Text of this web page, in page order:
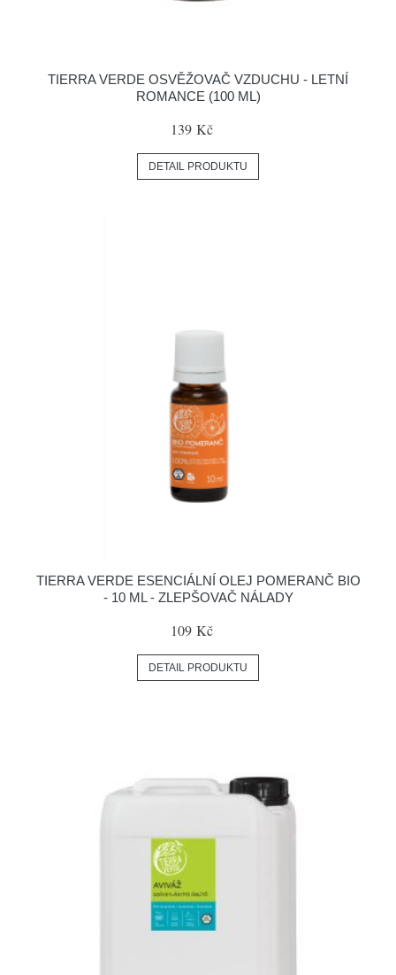
TIERRA VERDE OSVĚŽOVAČ VZDUCHU - LETNÍ
ROMANCE (100 ML)
139 Kč
DETAIL PRODUKTU
TIERRA VERDE ESENCIÁLNÍ OLEJ POMERANČ BIO
- 10 ML - ZLEPŠOVAČ NÁLADY
109 Kč
DETAIL PRODUKTU